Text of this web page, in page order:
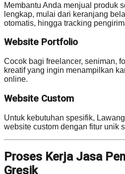
Membantu Anda menjual produk
lengkap, mulai dari keranjang
otomatis, hingga tracking
Website Portfolio
Cocok bagi freelancer, seniman,
kreatif yang ingin menampilkan
online.
Website Custom
Untuk kebutuhan spesifik,
website custom dengan fitur unik
Proses Kerja Jasa
Gresik